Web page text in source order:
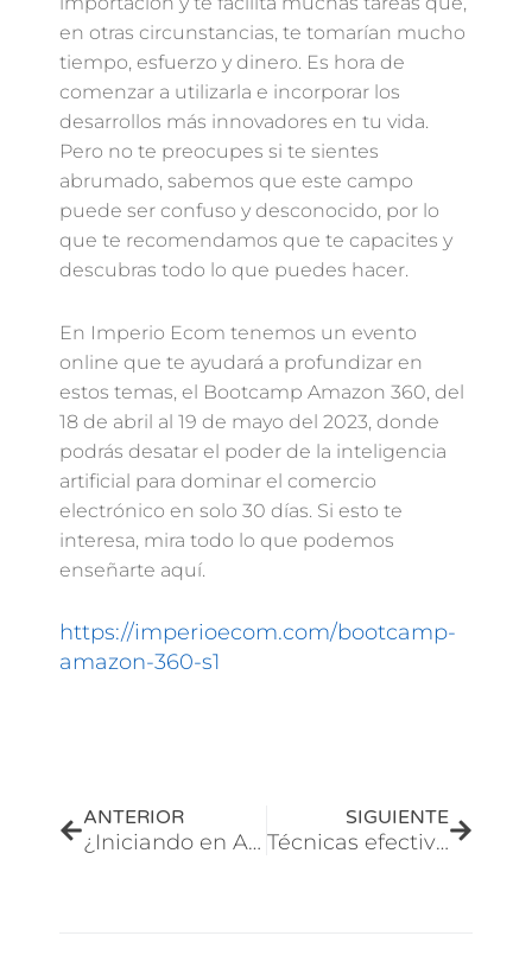
en otras circunstancias, te tomarían mucho
tiempo, esfuerzo y dinero. Es hora de
comenzar a utilizarla e incorporar los
desarrollos más innovadores en tu vida.
Pero no te preocupes si te sientes
abrumado, sabemos que este campo
puede ser confuso y desconocido, por lo
que te recomendamos que te capacites y
descubras todo lo que puedes hacer.
En Imperio Ecom tenemos un evento
online que te ayudará a profundizar en
estos temas, el Bootcamp Amazon 360, del
18 de abril al 19 de mayo del 2023, donde
podrás desatar el poder de la inteligencia
artificial para dominar el comercio
electrónico en solo 30 días. Si esto te
interesa, mira todo lo que podemos
enseñarte aquí.
https://imperioecom.com/bootcamp-
amazon-360-s1
ANTERIOR
¿Iniciando en Amazon?
SIGUIENTE
Técnicas efectivas para aprender a vender y triunfar en Amazon